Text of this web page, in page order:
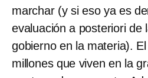
marchar (y si eso ya es
evaluación a posteriori de
gobierno en la materia).
millones que viven en la